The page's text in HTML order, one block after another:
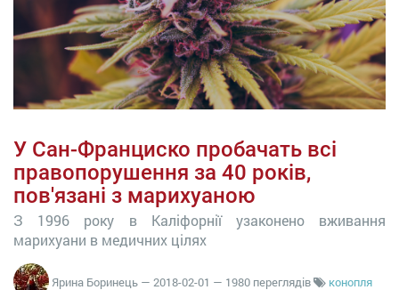
У Сан-Франциско пробачать всі
правопорушення за 40 років,
пов'язані з марихуаною
З 1996 року в Каліфорнії узаконено вживання
марихуани в медичних цілях
Ярина Боринець — 2018-02-01 — 1980 переглядів
конопля